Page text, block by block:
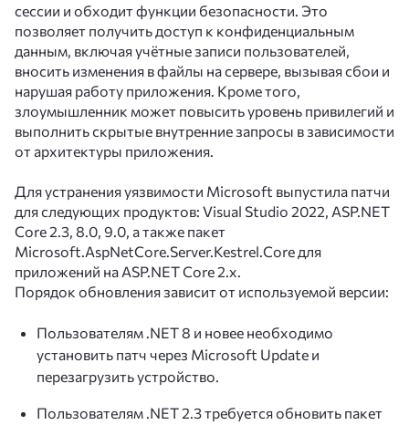
сессии и обходит функции безопасности. Это
позволяет получить доступ к конфиденциальным
данным, включая учётные записи пользователей,
вносить изменения в файлы на сервере, вызывая сбои и
нарушая работу приложения. Кроме того,
злоумышленник может повысить уровень привилегий и
выполнить скрытые внутренние запросы в зависимости
от архитектуры приложения.
Для устранения уязвимости Microsoft выпустила патчи
для следующих продуктов: Visual Studio 2022, ASP.NET
Core 2.3, 8.0, 9.0, а также пакет
Microsoft.AspNetCore.Server.Kestrel.Core для
приложений на ASP.NET Core 2.x.
Порядок обновления зависит от используемой версии:
Пользователям .NET 8 и новее необходимо
установить патч через Microsoft Update и
перезагрузить устройство.
Пользователям .NET 2.3 требуется обновить пакет